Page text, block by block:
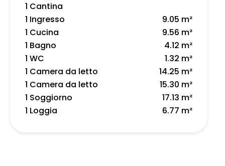
1 Cantina
1 Ingresso
9.05 m²
1 Cucina
9.56 m²
1 Bagno
4.12 m²
1 WC
1.32 m²
1 Camera da letto
14.25 m²
1 Camera da letto
15.30 m²
1 Soggiorno
17.13 m²
1 Loggia
6.77 m²